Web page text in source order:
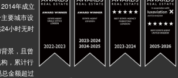
年成立
要城市设
小时无时
景，且曾
，累计行
金额超过